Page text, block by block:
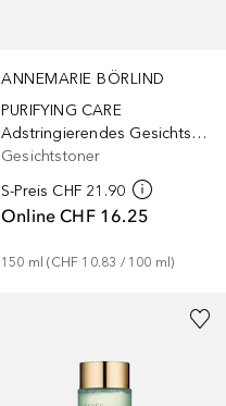
ANNEMARIE BÖRLIND
PURIFYING CARE
Adstringierendes Gesichtstonic
Gesichtstoner
S-Preis CHF 21.90
Online CHF 16.25
150 ml (CHF 10.83 / 100 ml)